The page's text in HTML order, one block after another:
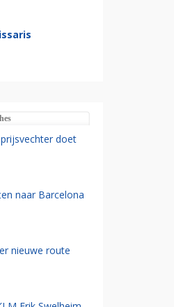
doet
naar Barcelona
nieuwe route